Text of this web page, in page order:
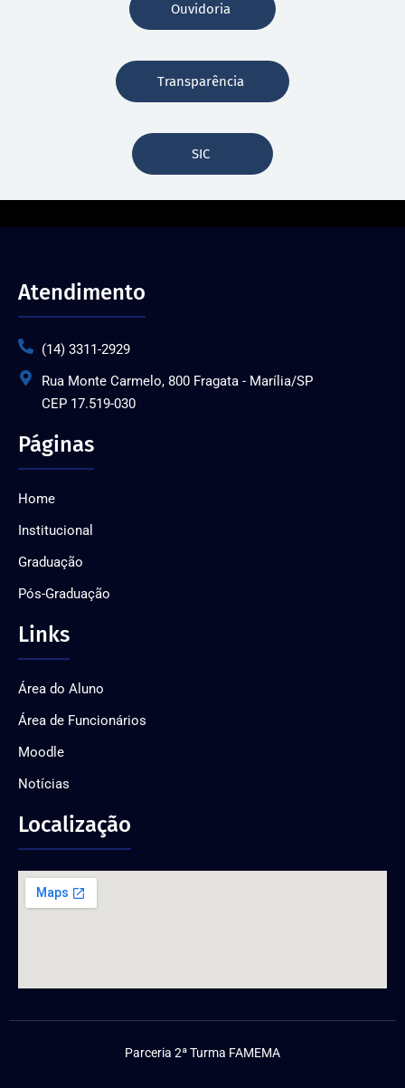
Ouvidoria
Transparência
SIC
Atendimento
(14) 3311-2929
Rua Monte Carmelo, 800 Fragata - Marília/SP
CEP 17.519-030
Páginas
Home
Institucional
Graduação
Pós-Graduação
Links
Área do Aluno
Área de Funcionários
Moodle
Notícias
Localização
Parceria 2ª Turma FAMEMA